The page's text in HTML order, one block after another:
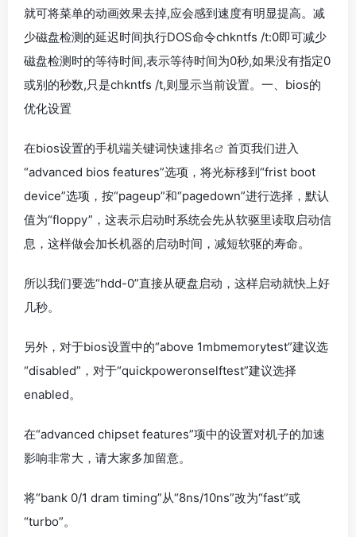
就可将菜单的动画效果去掉,应会感到速度有明显提高。减
少磁盘检测的延迟时间执行DOS命令chkntfs /t:0即可减少
磁盘检测时的等待时间,表示等待时间为0秒,如果没有指定0
或别的秒数,只是chkntfs /t,则显示当前设置。一、bios的
优化设置
在bios设置的手机端关键词快速排名
首页我们进入
“advanced bios features”选项，将光标移到“frist boot
device”选项，按“pageup”和“pagedown”进行选择，默认
值为“floppy”，这表示启动时系统会先从软驱里读取启动信
息，这样做会加长机器的启动时间，减短软驱的寿命。
所以我们要选“hdd-0”直接从硬盘启动，这样启动就快上好
几秒。
另外，对于bios设置中的“above 1mbmemorytest”建议选
“disabled”，对于“quickpoweronselftest”建议选择
enabled。
在“advanced chipset features”项中的设置对机子的加速
影响非常大，请大家多加留意。
将“bank 0/1 dram timing”从“8ns/10ns”改为“fast”或
“turbo”。